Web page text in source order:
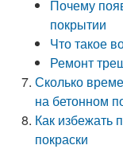
Почему
покрытии
Что такое
Ремонт
Сколько
на бетонном
Как избежать
покраски